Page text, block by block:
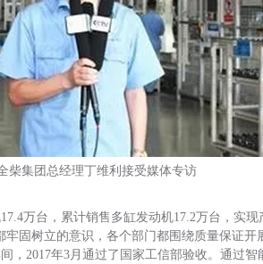
柴集团总经理丁维利接受媒体专访
万台，累计销售多缸发动机17.2万台，实
固树立的意识，各个部门都围绕质量保证
，2017年3月通过了国家工信部验收。通过